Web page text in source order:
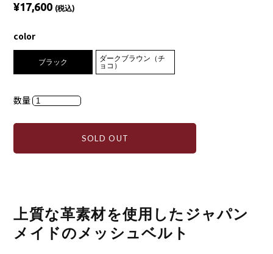
¥17,600 (税込)
color
ブラック
ダークブラウン（チ
ョコ）
数量
SOLD OUT
上質な革素材を使用したジャパン
メイドのメッシュベルト